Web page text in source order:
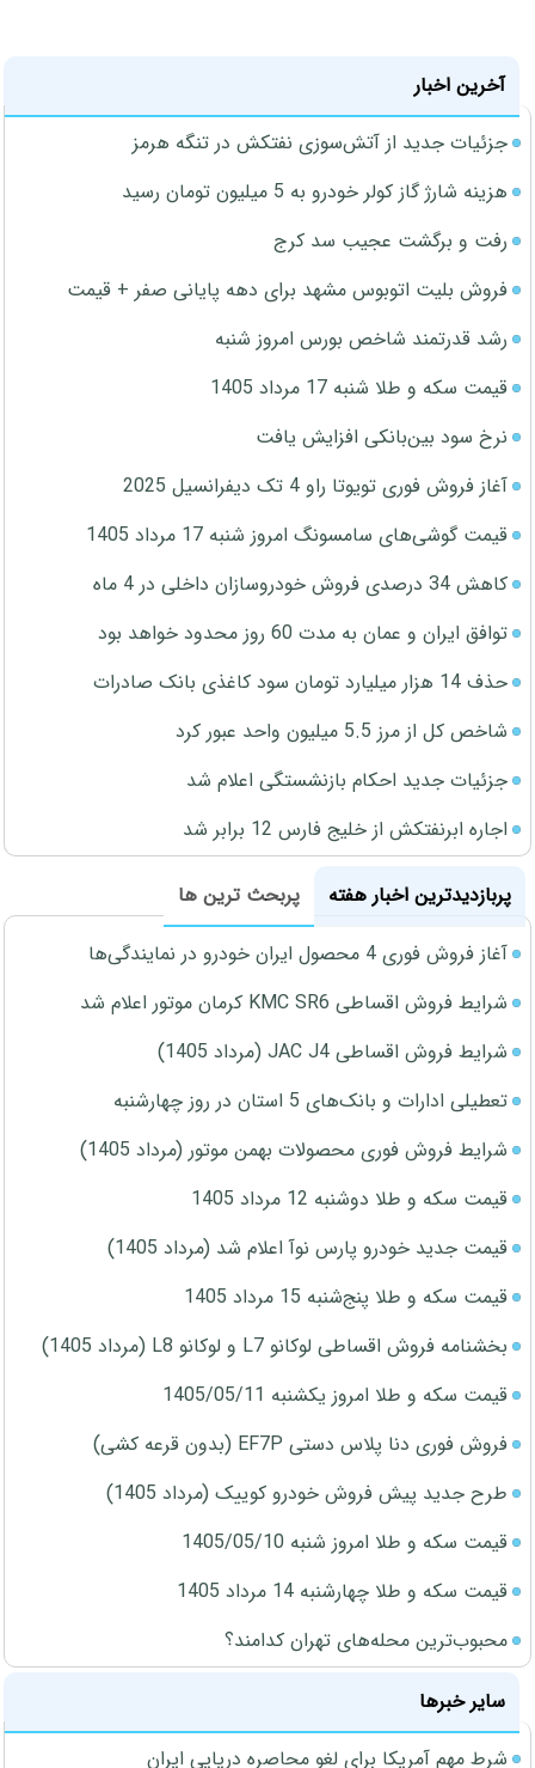
آخرین اخبار
جزئیات جدید از آتش‌سوزی نفتکش در تنگه هرمز
هزینه شارژ گاز کولر خودرو به 5 میلیون تومان رسید
رفت و برگشت عجیب سد کرج
فروش بلیت اتوبوس مشهد برای دهه پایانی صفر + قیمت
رشد قدرتمند شاخص بورس امروز شنبه
قیمت سکه و طلا شنبه 17 مرداد 1405
نرخ سود بین‌بانکی افزایش یافت
آغاز فروش فوری تویوتا راو 4 تک دیفرانسیل 2025
قیمت گوشی‌های سامسونگ امروز شنبه 17 مرداد 1405
کاهش 34 درصدی فروش خودروسازان داخلی در 4 ماه
توافق ایران و عمان به مدت 60 روز محدود خواهد بود
حذف 14 هزار میلیارد تومان سود کاغذی بانک صادرات
شاخص کل از مرز 5.5 میلیون واحد عبور کرد
جزئیات جدید احکام بازنشستگی اعلام شد
اجاره ابرنفتکش از خلیج فارس 12 برابر شد
پربازدیدترین اخبار هفته
پربحث ترین ها
آغاز فروش فوری 4 محصول ایران خودرو در نمایندگی‌ها
شرایط فروش اقساطی KMC SR6 کرمان موتور اعلام شد
شرایط فروش اقساطی JAC J4 (مرداد 1405)
تعطیلی ادارات و بانک‌های 5 استان در روز چهارشنبه
شرایط فروش فوری محصولات بهمن موتور (مرداد 1405)
قیمت سکه و طلا دوشنبه 12 مرداد 1405
قیمت جدید خودرو پارس نوآ اعلام شد (مرداد 1405)
قیمت سکه و طلا پنج‌شنبه 15 مرداد 1405
بخشنامه فروش اقساطی لوکانو L7 و لوکانو L8 (مرداد 1405)
قیمت سکه و طلا امروز یکشنبه 1405/05/11
فروش فوری دنا پلاس دستی EF7P (بدون قرعه کشی)
طرح جدید پیش فروش خودرو کوییک (مرداد 1405)
قیمت سکه و طلا امروز شنبه 1405/05/10
قیمت سکه و طلا چهارشنبه 14 مرداد 1405
محبوب‌ترین محله‌های تهران کدامند؟
سایر خبرها
شرط مهم آمریکا برای لغو محاصره دریایی ایران